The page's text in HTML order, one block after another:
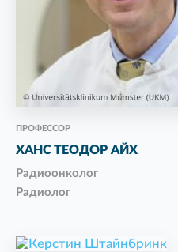
ПРОФЕССОР
ХАНС ТЕОДОР АЙХ
Радиоонколог
Радиолог